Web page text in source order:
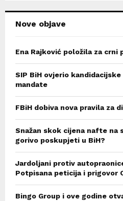
Nove objave
Ena Rajković položila za crni
SIP BiH ovjerio
mandate
FBiH dobiva nova pravila za
Snažan skok cijena nafte na
gorivo poskupjeti u BiH?
Jardoljani protiv
Potpisana peticija i prigovor
Bingo Group i ove godine